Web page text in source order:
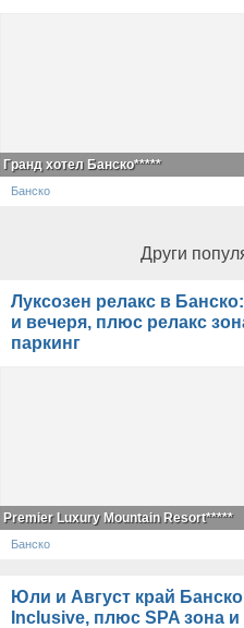
Гранд хотел Банско*****
Банско
Други
Луксозен релакс в
и вечеря, плюс релакс
паркинг
Premier Luxury Mountain Resort*****
Банско
Юли и Август край
Inclusive, плюс SPA зона